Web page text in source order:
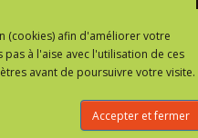
(cookies) afin d'améliorer votre
pas à l'aise avec l'utilisation de ces
avant de poursuivre votre visite.
Accepter et fermer